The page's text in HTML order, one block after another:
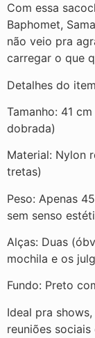
Com essa
Baphomet,
não veio pra
carregar o que
Detalhes do
Tamanho: 41
dobrada)
Material: Nylon
tretas)
Peso: Apenas
sem senso
Alças: Duas
mochila e os
Fundo: Preto
Ideal pra
reuniões